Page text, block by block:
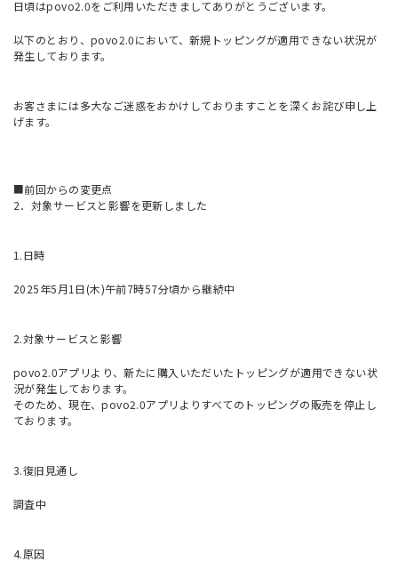
日頃はpovo2.0をご利用いただきましてありがとうございます。
以下のとおり、povo2.0において、新規トッピングが適用できない状況が
発生しております。
お客さまには多大なご迷惑をおかけしておりますことを深くお詫び申し上
げます。
■前回からの変更点
2．対象サービスと影響を更新しました
1.日時
2025年5月1日(木)午前7時57分頃から継続中
2.対象サービスと影響
povo2.0アプリより、新たに購入いただいたトッピングが適用できない状
況が発生しております。
そのため、現在、povo2.0アプリよりすべてのトッピングの販売を停止し
ております。
3.復旧見通し
調査中
4.原因